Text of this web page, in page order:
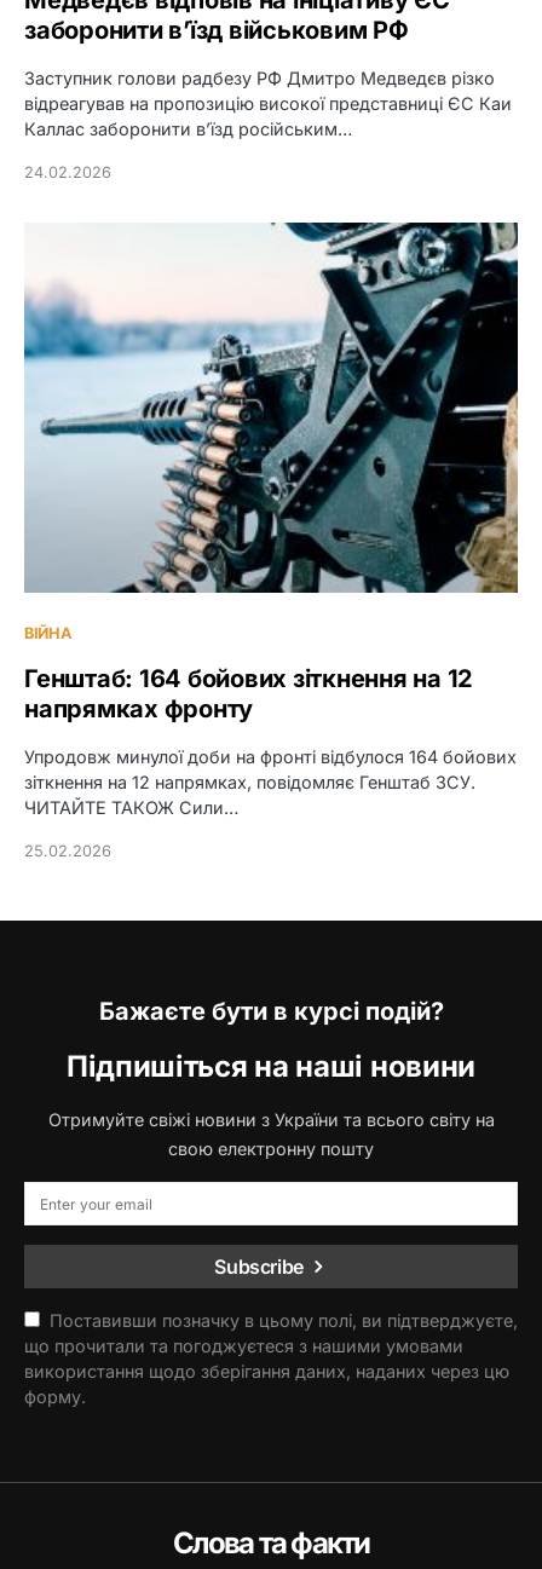
заборонити в’їзд військовим РФ
Заступник голови радбезу РФ Дмитро Медведєв різко
відреагував на пропозицію високої представниці ЄС Каи
Каллас заборонити в’їзд російським…
24.02.2026
ВІЙНА
Генштаб: 164 бойових зіткнення на 12
напрямках фронту
Упродовж минулої доби на фронті відбулося 164 бойових
зіткнення на 12 напрямках, повідомляє Генштаб ЗСУ.
ЧИТАЙТЕ ТАКОЖ Сили…
25.02.2026
Бажаєте бути в курсі подій?
Підпишіться на наші новини
Отримуйте свіжі новини з України та всього світу на
свою електронну пошту
Subscribe
Поставивши позначку в цьому полі, ви підтверджуєте,
що прочитали та погоджуєтеся з нашими умовами
використання щодо зберігання даних, наданих через цю
форму.
Слова та факти